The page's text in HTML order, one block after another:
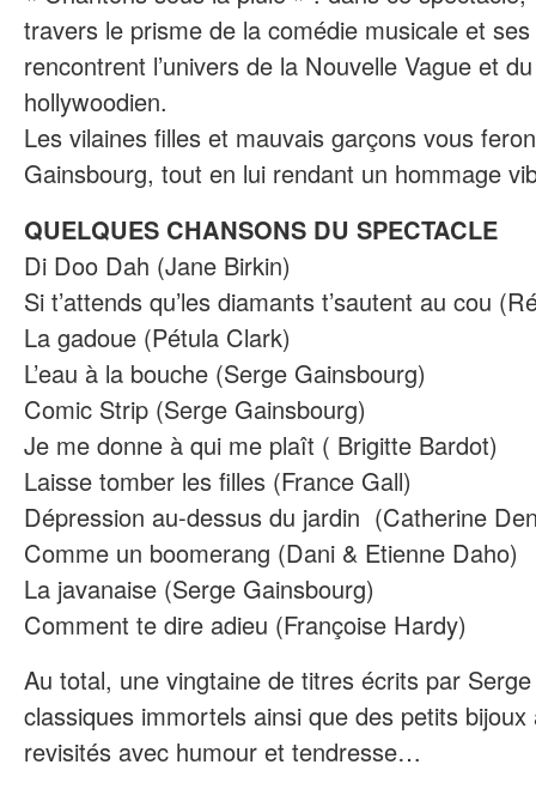
travers le prisme de la comédie musicale et
rencontrent l’univers de la Nouvelle Vague et
hollywoodien.
Les vilaines filles et mauvais garçons vous
Gainsbourg, tout en lui rendant un hommage
QUELQUES CHANSONS DU SPECTACLE
Di Doo Dah (Jane Birkin)
Si t’attends qu’les diamants t’sautent au cou
La gadoue (Pétula Clark)
L’eau à la bouche (Serge Gainsbourg)
Comic Strip (Serge Gainsbourg)
Je me donne à qui me plaît ( Brigitte Bardot)
Laisse tomber les filles (France Gall)
Dépression au-dessus du jardin (Catherine
Comme un boomerang (Dani & Etienne Daho)
La javanaise (Serge Gainsbourg)
Comment te dire adieu (Françoise Hardy)
Au total, une vingtaine de titres écrits par
classiques immortels ainsi que des petits
revisités avec humour et tendresse…